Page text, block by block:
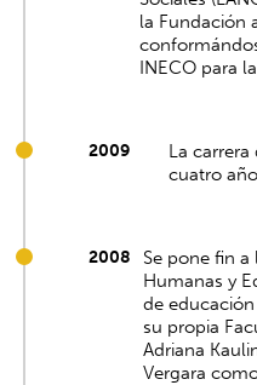
la Fundación
INECO para
2009
La
cuatro
2008
Se pone fin a
Humanas y
de
su propia
Adriana
Vergara